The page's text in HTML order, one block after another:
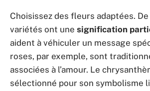
Choisissez des fleurs adaptées.
variétés ont une signification
aident à véhiculer un message
roses, par exemple, sont
associées à l’amour. Le
sélectionné pour son symbolisme